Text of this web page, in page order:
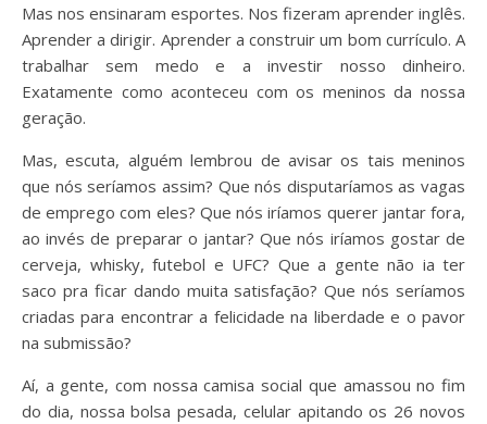
Mas nos ensinaram esportes. Nos fizeram aprender inglês.
Aprender a dirigir. Aprender a construir um bom currículo. A
trabalhar sem medo e a investir nosso dinheiro.
Exatamente como aconteceu com os meninos da nossa
geração.
Mas, escuta, alguém lembrou de avisar os tais meninos
que nós seríamos assim? Que nós disputaríamos as vagas
de emprego com eles? Que nós iríamos querer jantar fora,
ao invés de preparar o jantar? Que nós iríamos gostar de
cerveja, whisky, futebol e UFC? Que a gente não ia ter
saco pra ficar dando muita satisfação? Que nós seríamos
criadas para encontrar a felicidade na liberdade e o pavor
na submissão?
Aí, a gente, com nossa camisa social que amassou no fim
do dia, nossa bolsa pesada, celular apitando os 26 novos